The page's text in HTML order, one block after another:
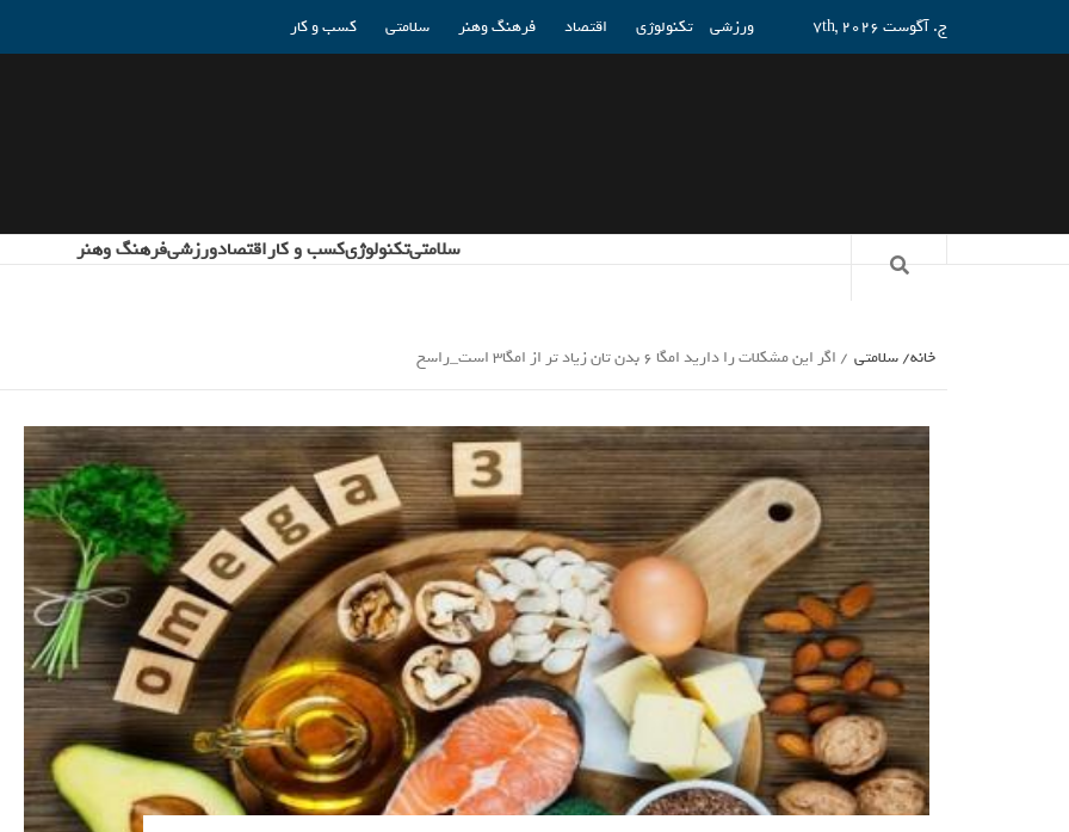
ج. آگوست 7th, 2026 ورزشی تکنولوژی اقتصاد فرهنگ وهنر سلامتی کسب و کار
سلامتیتکنولوژیکسب و کاراقتصادورزشیفرهنگ وهنر
خانه سلامتی اگر این مشکلات را دارید امگا 6 بدن تان زیاد تر از امگا3 است_راسخ